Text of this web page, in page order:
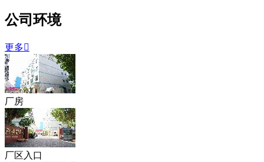
公司环境
更多
厂房
厂区入口